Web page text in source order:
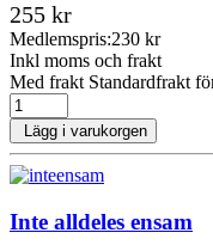
255 kr
Medlemspris:230 kr
Inkl moms och frakt
Med frakt Standardfrakt
Lägg i varukorgen
Inte alldeles ensam